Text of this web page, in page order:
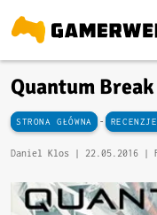
Quantum
STRONA GŁÓWNA -
Daniel Klos | 22.05.2016 |